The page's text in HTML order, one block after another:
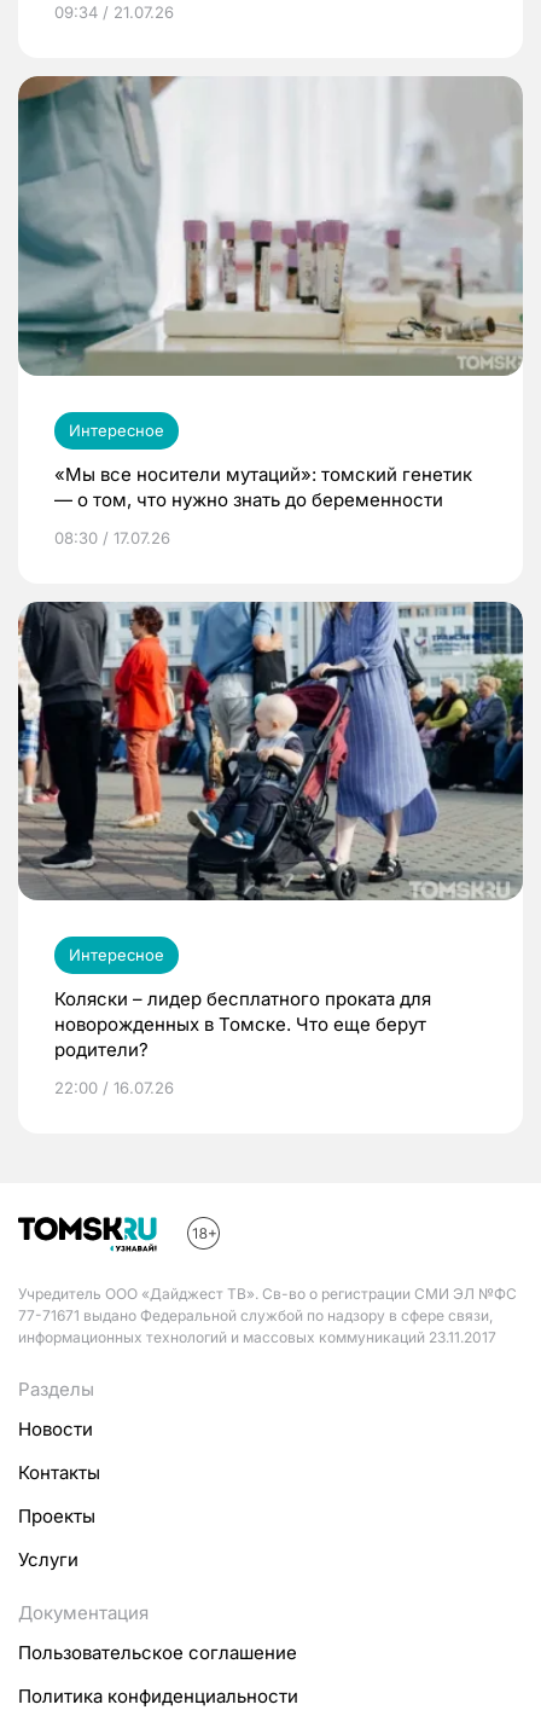
09:34 / 21.07.26
Интересное
«Мы все носители мутаций»: томский генетик
— о том, что нужно знать до беременности
08:30 / 17.07.26
Интересное
Коляски – лидер бесплатного проката для
новорожденных в Томске. Что еще берут
родители?
22:00 / 16.07.26
Учредитель ООО «Дайджест ТВ». Св-во о регистрации СМИ ЭЛ №ФС
77-71671 выдано Федеральной службой по надзору в сфере связи,
информационных технологий и массовых коммуникаций 23.11.2017
Разделы
Новости
Контакты
Проекты
Услуги
Документация
Пользовательское соглашение
Политика конфиденциальности